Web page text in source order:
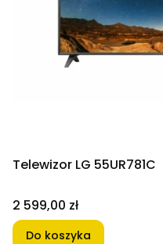
Telewizor LG 55UR781C
Cena
2 599,00 zł
Do koszyka